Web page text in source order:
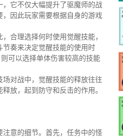
它不仅大幅提升了驱魔师的战
因此玩家需要根据自身的游戏
合理选择何时使用觉醒技能，
奏来决定觉醒技能的使用时
可以选择单体伤害较高的技能
对战中，觉醒技能的释放往往
放，起到防守和反击的作用。
意的细节。首先，任务中的怪